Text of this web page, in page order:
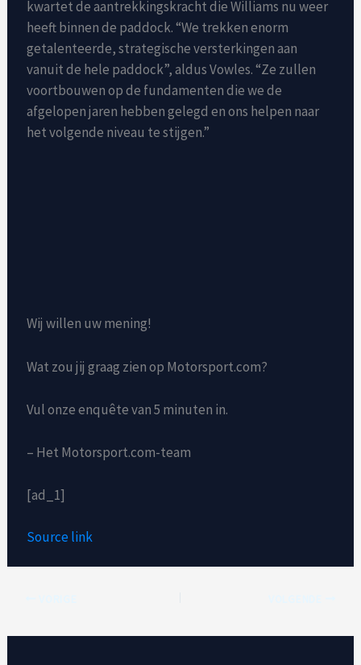
kwartet de aantrekkingskracht die Williams nu weer
heeft binnen de paddock. “We trekken enorm
getalenteerde, strategische versterkingen aan
vanuit de hele paddock”, aldus Vowles. “Ze zullen
voortbouwen op de fundamenten die we de
afgelopen jaren hebben gelegd en ons helpen naar
het volgende niveau te stijgen.”
Wij willen uw mening!
Wat zou jij graag zien op Motorsport.com?
Vul onze enquête van 5 minuten in.
– Het Motorsport.com-team
[ad_1]
Source link